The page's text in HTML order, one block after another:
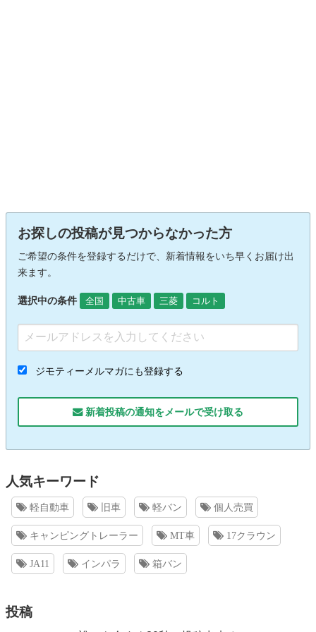
お探しの投稿が見つからなかった方
ご希望の条件を登録するだけで、新着情報をいち早くお届け出
来ます。
選択中の条件 全国 中古車 三菱 コルト
ジモティーメルマガにも登録する
新着投稿の通知をメールで受け取る
人気キーワード
軽自動車 旧車 軽バン 個人売買
キャンピングトレーラー MT車 17クラウン
JA11 インパラ 箱バン
投稿